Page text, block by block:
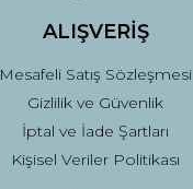
ALIŞVERİŞ
Mesafeli Satış Sözleşmesi
Gizlilik ve Güvenlik
İptal ve İade Şartları
Kişisel Veriler Politikası